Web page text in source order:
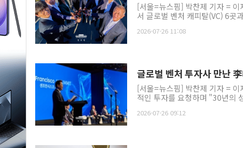
[서울=뉴스핌] 박찬제 기자 =
서 글로벌 벤처 캐피탈(VC) 6곳
2026-07-26 11:08
글로벌 벤처 투자사 만난
[서울=뉴스핌] 박찬제 기자 =
적인 투자를 요청하며 "30년의
2026-07-26 09:12